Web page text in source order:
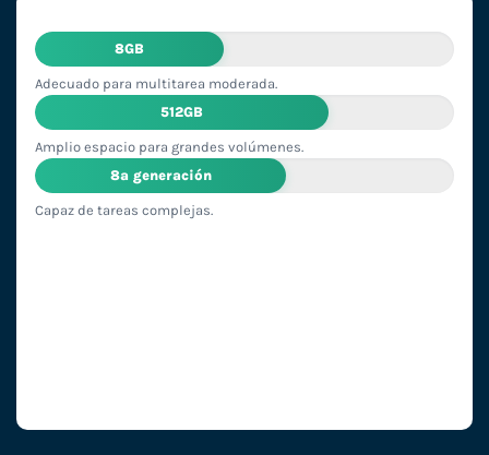
8GB
Adecuado para multitarea moderada.
512GB
Amplio espacio para grandes volúmenes.
8ª generación
Capaz de tareas complejas.